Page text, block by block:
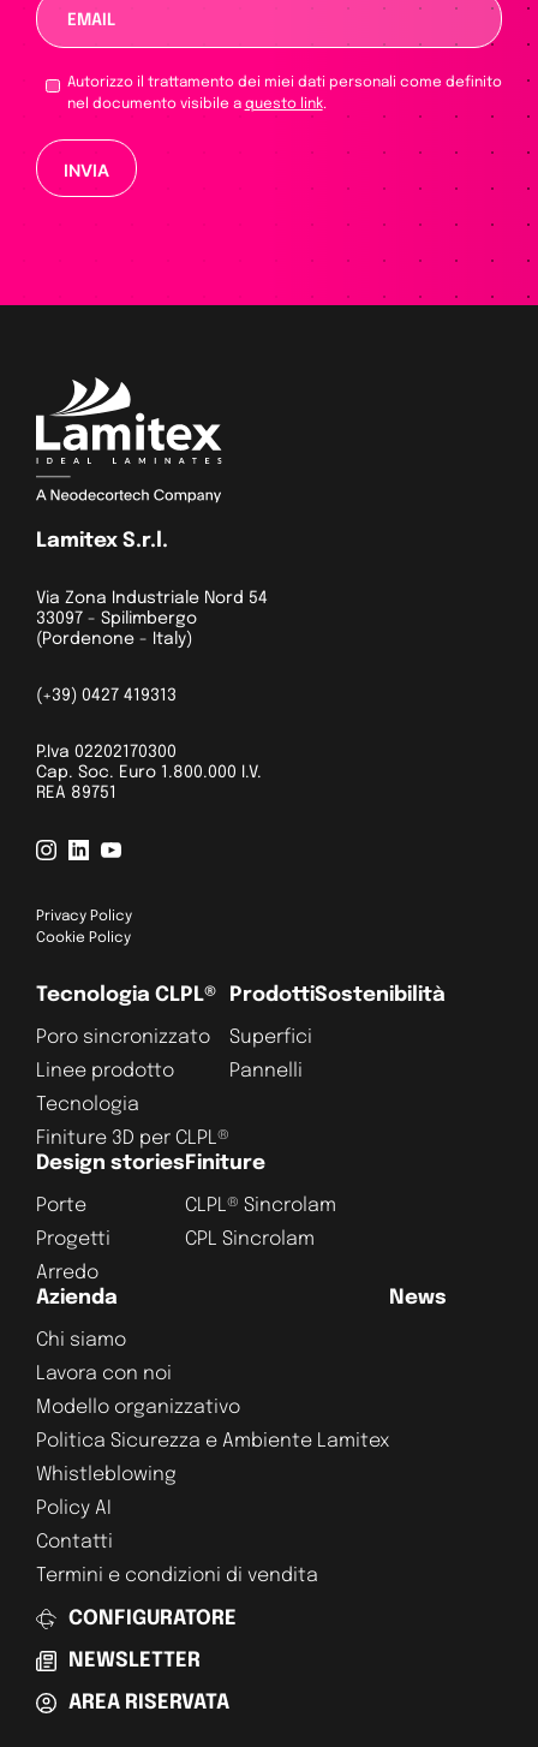
Autorizzo il trattamento dei miei dati personali come definito
nel documento visibile a questo link.
Si prega di lasciare vuoto questo campo.
Lamitex S.r.l.
Via Zona Industriale Nord 54
33097 - Spilimbergo
(Pordenone - Italy)
(+39) 0427 419313
P.Iva 02202170300
Cap. Soc. Euro 1.800.000 I.V.
REA 89751
Privacy Policy
Cookie Policy
Tecnologia CLPL®
Poro sincronizzato
Linee prodotto
Tecnologia
Finiture 3D per CLPL®
Prodotti
Superfici
Pannelli
Sostenibilità
Design stories
Porte
Progetti
Arredo
Finiture
CLPL® Sincrolam
CPL Sincrolam
Azienda
Chi siamo
Lavora con noi
Modello organizzativo
Politica Sicurezza e Ambiente Lamitex
Whistleblowing
Policy AI
Contatti
Termini e condizioni di vendita
News
CONFIGURATORE
NEWSLETTER
AREA RISERVATA